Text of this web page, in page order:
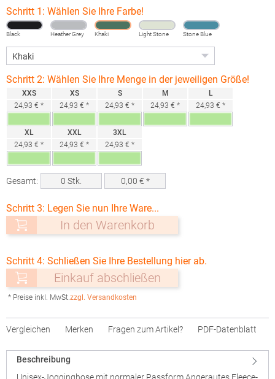
Schritt 1: Wählen Sie Ihre Farbe!
Black Heather Grey Khaki Light Stone Stone Blue
Schritt 2: Wählen Sie Ihre Menge in der jeweiligen Größe!
XXS
24,93 € *
XS
24,93 € *
S
24,93 € *
M
24,93 € *
L
24,93 € *
XL
24,93 € *
XXL
24,93 € *
3XL
24,93 € *
Gesamt: 0 Stk. 0,00 € *
Schritt 3: Legen Sie nun Ihre Ware...
In den Warenkorb
Schritt 4: Schließen Sie Ihre Bestellung hier ab.
Einkauf abschließen
* Preise inkl. MwSt.zzgl. Versandkosten
Vergleichen Merken Fragen zum Artikel? PDF-Datenblatt
Beschreibung